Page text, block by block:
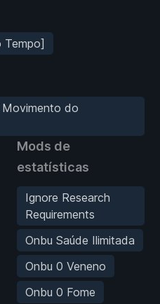
Tempo]
Movimento do
Mods de
estatísticas
Ignore Research
Requirements
Onbu Saúde Ilimitada
Onbu 0 Veneno
Onbu 0 Fome